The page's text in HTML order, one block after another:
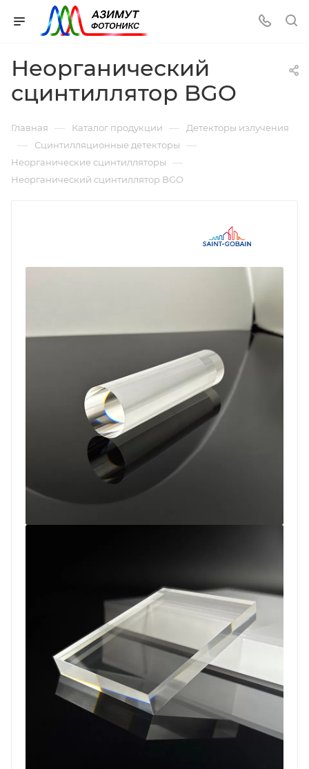
Неорганический
сцинтиллятор BGO
Главная — Каталог продукции — Детекторы излучения
— Сцинтилляционные детекторы —
Неорганические сцинтилляторы —
Неорганический сцинтиллятор BGO